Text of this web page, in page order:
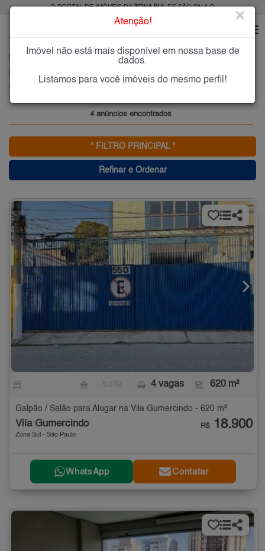
O PORTAL DE IMÓVEIS DAZONA SULDE SÃO PAULO
VILA GUMERCINDO
Vila Gumercindo, Zona Sul
4 anúncios encontrados
* FILTRO PRINCIPAL *
Refinar e Ordenar
4 vagas 620 m²
Galpão / Salão para Alugar na Vila Gumercindo - 620 m²
Vila Gumercindo
Zona Sul - São Paulo
R$ 18.900
WhatsApp Contatar
Atenção! ×
Imóvel não está mais disponível em nossa base de
dados.
Listamos para você imóveis do mesmo perfil!